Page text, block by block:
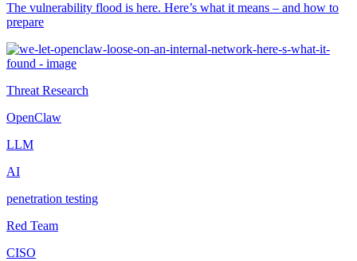
The vulnerability flood is here. Here’s what it means – and how to
prepare
Threat Research
OpenClaw
LLM
AI
penetration testing
Red Team
CISO